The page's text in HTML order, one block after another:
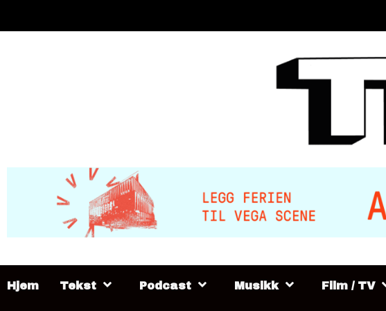
to
Hjem Tekst Podcast Musikk Film / TV